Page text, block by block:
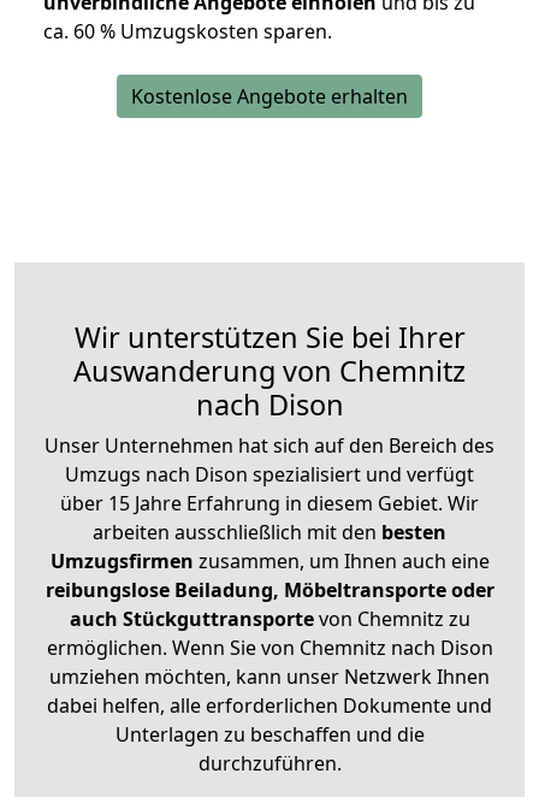
ca. 60 % Umzugskosten sparen.
Kostenlose Angebote erhalten
Wir unterstützen Sie bei Ihrer
Auswanderung von Chemnitz
nach Dison
Unser Unternehmen hat sich auf den Bereich des
Umzugs nach Dison spezialisiert und verfügt
über 15 Jahre Erfahrung in diesem Gebiet. Wir
arbeiten ausschließlich mit den besten
Umzugsfirmen zusammen, um Ihnen auch eine
reibungslose Beiladung, Möbeltransporte oder
auch Stückguttransportevon Chemnitz zu
ermöglichen. Wenn Sie von Chemnitz nach Dison
umziehen möchten, kann unser Netzwerk Ihnen
dabei helfen, alle erforderlichen Dokumente und
Unterlagen zu beschaffen und die
durchzuführen.